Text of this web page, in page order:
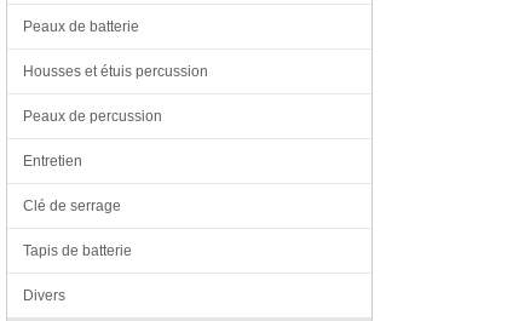
Peaux de batterie
Housses et étuis percussion
Peaux de percussion
Entretien
Clé de serrage
Tapis de batterie
Divers